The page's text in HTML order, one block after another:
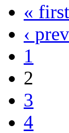
« first
‹
1
2
3
4